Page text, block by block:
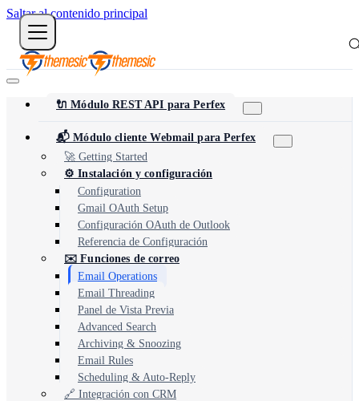
Saltar al contenido principal
🔌 Módulo REST API para Perfex
📬 Módulo cliente Webmail para Perfex
🚀 Getting Started
⚙️ Instalación y configuración
Configuration
Gmail OAuth Setup
Configuración OAuth de Outlook
Referencia de Configuración
✉️ Funciones de correo
Email Operations
Email Threading
Panel de Vista Previa
Advanced Search
Archiving & Snoozing
Email Rules
Scheduling & Auto-Reply
🔗 Integración con CRM